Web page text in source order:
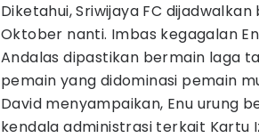
Diketahui, Sriwijaya FC
Oktober nanti. Imbas kegagalan
Andalas dipastikan bermain laga
pemain yang didominasi pemain
David menyampaikan, Enu urung
kendala administrasi terkait Kartu